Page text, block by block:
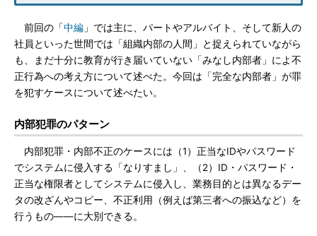
前回の「中編 」では主に、パートやアルバイト、そして新人の
社員といった世間では「組織内部の人間」と捉えられていながら
も、まだ十分に教育が行き届いていない「みなし内部者」によ不
正行為への考え方について述べた。今回は「完全な内部者」が罪
を犯すケースについて述べたい。
内部犯罪のパターン
内部犯罪・内部不正のケースには（1）正当なIDやパスワード
でシステムに侵入する「なりすまし」、（2）ID・パスワード・
正当な権限者としてシステムに侵入し、業務目的とは異なるデー
タの改ざんやコピー、不正利用（例えば第三者への振込など）を
行うもの――に大別できる。